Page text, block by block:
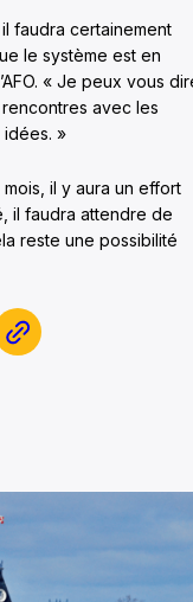
faudra certainement
le système est en
« Je peux vous
avec les
idées. »
il y aura un effort
il faudra attendre de
reste une possibilité